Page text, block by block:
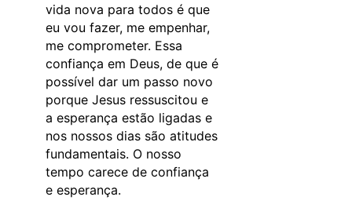
vida nova para todos é que
eu vou fazer, me empenhar,
me comprometer. Essa
confiança em Deus, de que é
possível dar um passo novo
porque Jesus ressuscitou e
a esperança estão ligadas e
nos nossos dias são atitudes
fundamentais. O nosso
tempo carece de confiança
e esperança.